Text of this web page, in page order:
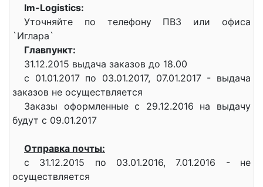
Im-Logistics:
Уточняйте по телефону ПВЗ или офиса
`Иглара`
Главпункт:
31.12.2015 выдача заказов до 18.00
с 01.01.2017 по 03.01.2017, 07.01.2017 - выдача
заказов не осуществляется
Заказы оформленные с 29.12.2016 на выдачу
будут с 09.01.2017
Отправка почты:
c 31.12.2015 по 03.01.2016, 7.01.2016 - не
осуществляется